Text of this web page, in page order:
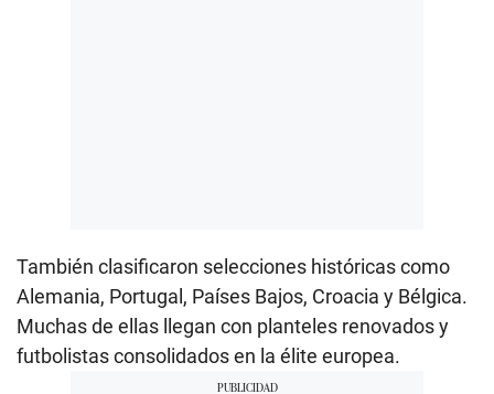
También clasificaron selecciones históricas como
Alemania, Portugal, Países Bajos, Croacia y Bélgica.
Muchas de ellas llegan con planteles renovados y
futbolistas consolidados en la élite europea.